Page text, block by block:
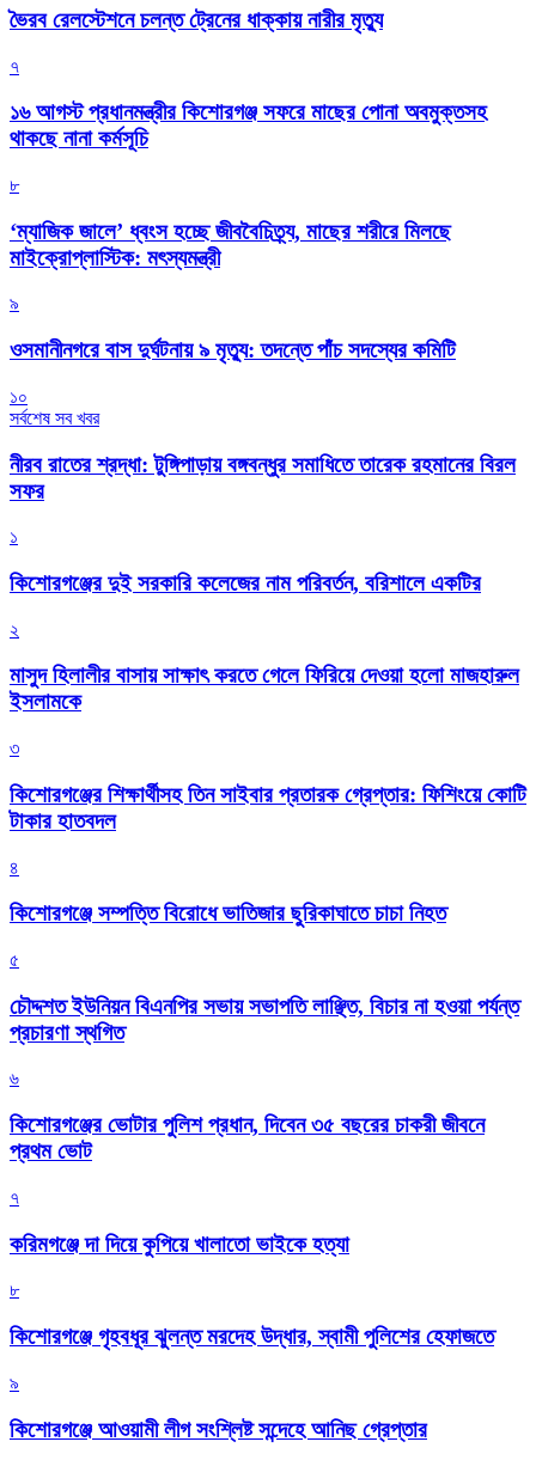
ভৈরব রেলস্টেশনে চলন্ত ট্রেনের ধাক্কায় নারীর মৃত্যু
৭
১৬ আগস্ট প্রধানমন্ত্রীর কিশোরগঞ্জ সফরে মাছের পোনা অবমুক্তসহ
থাকছে নানা কর্মসূচি
৮
‘ম্যাজিক জালে’ ধ্বংস হচ্ছে জীববৈচিত্র্য, মাছের শরীরে মিলছে
মাইক্রোপ্লাস্টিক: মৎস্যমন্ত্রী
৯
ওসমানীনগরে বাস দুর্ঘটনায় ৯ মৃত্যু: তদন্তে পাঁচ সদস্যের কমিটি
১০
সর্বশেষ সব খবর
নীরব রাতের শ্রদ্ধা: টুঙ্গিপাড়ায় বঙ্গবন্ধুর সমাধিতে তারেক রহমানের বিরল
সফর
১
কিশোরগঞ্জের দুই সরকারি কলেজের নাম পরিবর্তন, বরিশালে একটির
২
মাসুদ হিলালীর বাসায় সাক্ষাৎ করতে গেলে ফিরিয়ে দেওয়া হলো মাজহারুল
ইসলামকে
৩
কিশোরগঞ্জের শিক্ষার্থীসহ তিন সাইবার প্রতারক গ্রেপ্তার: ফিশিংয়ে কোটি
টাকার হাতবদল
৪
কিশোরগঞ্জে সম্পত্তি বিরোধে ভাতিজার ছুরিকাঘাতে চাচা নিহত
৫
চৌদ্দশত ইউনিয়ন বিএনপির সভায় সভাপতি লাঞ্ছিত, বিচার না হওয়া পর্যন্ত
প্রচারণা স্থগিত
৬
কিশোরগঞ্জের ভোটার পুলিশ প্রধান, দিবেন ৩৫ বছরের চাকরী জীবনে
প্রথম ভোট
৭
করিমগঞ্জে দা দিয়ে কুপিয়ে খালাতো ভাইকে হত্যা
৮
কিশোরগঞ্জে গৃহবধূর ঝুলন্ত মরদেহ উদ্ধার, স্বামী পুলিশের হেফাজতে
৯
কিশোরগঞ্জে আওয়ামী লীগ সংশ্লিষ্ট সন্দেহে আনিছ গ্রেপ্তার